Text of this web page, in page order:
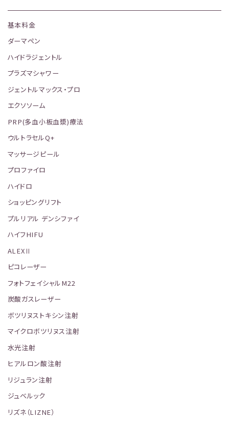
基本料金
ダーマペン
ハイドラジェントル
プラズマシャワー
ジェントルマックス・プロ
エクソソーム
PRP(多血小板血漿)療法
ウルトラセルQ+
マッサージピール
プロファイロ
ハイドロ
ショッピングリフト
プルリアル デンシファイ
ハイフHIFU
ALEXⅡ
ピコレーザー
フォトフェイシャルM22
炭酸ガスレーザー
ボツリヌストキシン注射
マイクロボツリヌス注射
水光注射
ヒアルロン酸注射
リジュラン注射
ジュベルック
リズネ（LIZNE）